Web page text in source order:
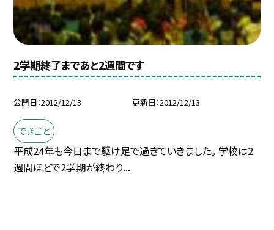
2学期終了まであと2週間です
公開日 2012/12/13 更新日 2012/12/13
できごと
平成24年も今日まで駆け足で過ぎていきました。 学校は2
週間ほどで2学期が終わり...